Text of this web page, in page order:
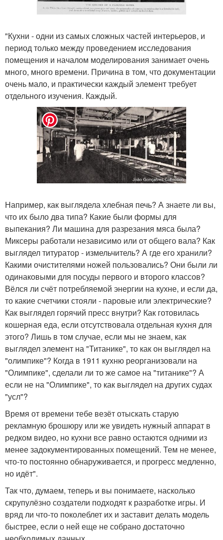
"Кухни - одни из самых сложных частей интерьеров, и
период только между проведением исследования
помещения и началом моделирования занимает очень
много, много времени. Причина в том, что документации
очень мало, и практически каждый элемент требует
отдельного изучения. Каждый.
Например, как выглядела хлебная печь? А знаете ли вы,
что их было два типа? Какие были формы для
выпекания? Ли машина для разрезания мяса была?
Миксеры работали независимо или от общего вала? Как
выглядел титуратор - измельчитель? А где его хранили?
Какими очистителями ножей пользовались? Они были ли
одинаковыми для посуды первого и второго классов?
Вёлся ли счёт потребляемой энергии на кухне, и если да,
то какие счетчики стояли - паровые или электрические?
Как выглядел горячий пресс внутри? Как готовилась
кошерная еда, если отсутствовала отдельная кухня для
этого? Лишь в том случае, если мы не знаем, как
выглядел элемент на "Титанике", то как он выглядел на
"олимпике"? Когда в 1911 кухню реорганизовали на
"Олимпике", сделали ли то же самое на "титанике"? А
если не на "Олимпике", то как выглядел на других судах
"усл"?
Время от времени тебе везёт отыскать старую
рекламную брошюру или же увидеть нужный аппарат в
редком видео, но кухни все равно остаются одними из
менее задокументированных помещений. Тем не менее,
что-то постоянно обнаруживается, и прогресс медленно,
но идёт".
Так что, думаем, теперь и вы понимаете, насколько
скрупулёзно создатели подходят к разработке игры. И
вряд ли что-то поколеблет их и заставит делать модель
быстрее, если о ней еще не собрано достаточно